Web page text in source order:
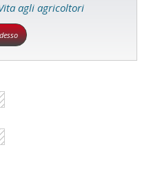
agli agricoltori